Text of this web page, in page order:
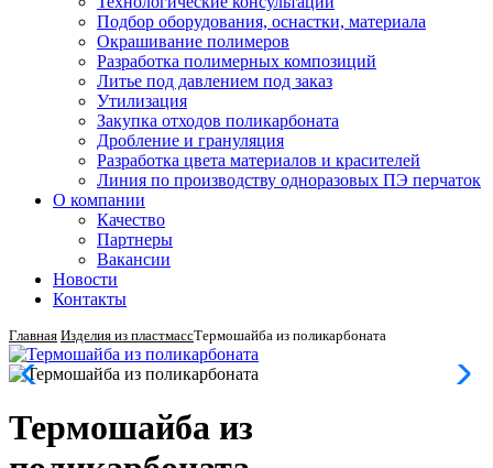
Подбор оборудования, оснастки, материала
Окрашивание полимеров
Разработка полимерных композиций
Литье под давлением под заказ
Утилизация
Закупка отходов поликарбоната
Дробление и грануляция
Разработка цвета материалов и красителей
Линия по производству одноразовых ПЭ перчаток
О компании
Качество
Партнеры
Вакансии
Новости
Контакты
Главная Изделия из пластмассТермошайба из поликарбоната
Термошайба из